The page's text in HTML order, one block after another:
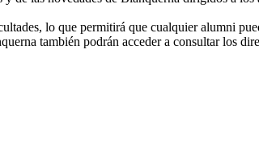
lo que permitirá que cualquier alumni
también podrán acceder a consultar los